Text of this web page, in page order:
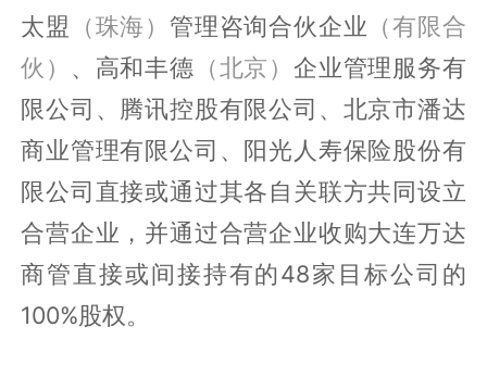
太盟
（珠海） 管理咨询合伙企业 （有限合
伙） 、高和丰德 （北京）企业管理服务有
限公司、腾讯控股有限公司、北京市潘达
商业管理有限公司、阳光人寿保险股份有
限公司直接或通过其各自关联方共同设立
合营企业，并通过合营企业收购大连万达
商管直接或间接持有的48家目标公司的
100%股权。